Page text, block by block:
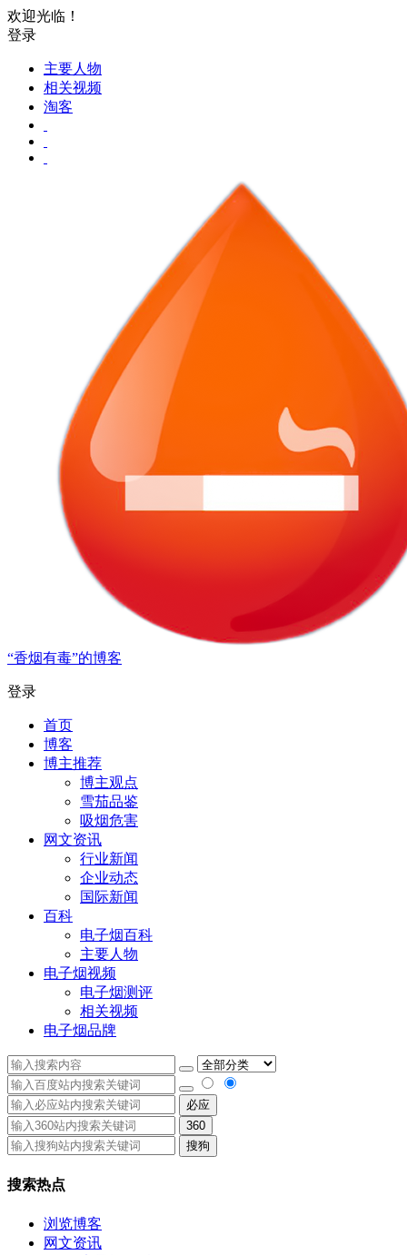
欢迎光临！
登录
主要人物
相关视频
淘客
“香烟有毒”的博客
登录
首页
博客
博主推荐
博主观点
雪茄品鉴
吸烟危害
网文资讯
行业新闻
企业动态
国际新闻
百科
电子烟百科
主要人物
电子烟视频
电子烟测评
相关视频
电子烟品牌
必应
360
搜狗
搜索热点
浏览博客
网文资讯